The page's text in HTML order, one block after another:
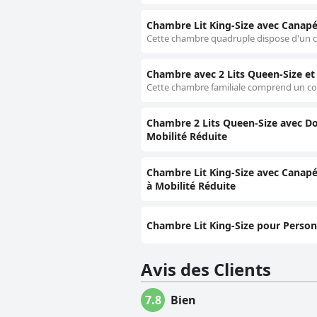
Chambre Lit King-Size avec
Cette chambre quadruple dispose d'un
Chambre avec 2 Lits Queen-Size
Cette chambre familiale comprend un
Chambre 2 Lits Queen-Size avec
Mobilité Réduite
Chambre Lit King-Size avec
à Mobilité Réduite
Chambre Lit King-Size pour
Avis des Clients
7.8 Bien